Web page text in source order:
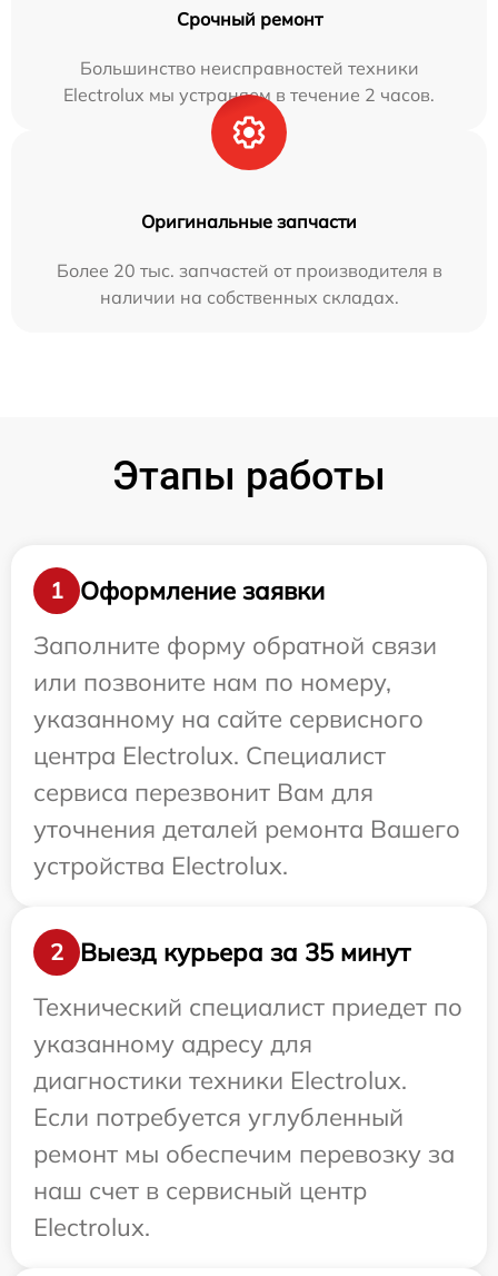
Срочный ремонт
Большинство неисправностей техники
Electrolux мы устраняем в течение 2 часов.
Оригинальные запчасти
Более 20 тыс. запчастей от производителя в
наличии на собственных складах.
Этапы работы
1
Оформление заявки
Заполните форму обратной связи
или позвоните нам по номеру,
указанному на сайте сервисного
центра Electrolux. Специалист
сервиса перезвонит Вам для
уточнения деталей ремонта Вашего
устройства Electrolux.
2
Выезд курьера за 35 минут
Технический специалист приедет по
указанному адресу для
диагностики техники Electrolux.
Если потребуется углубленный
ремонт мы обеспечим перевозку за
наш счет в сервисный центр
Electrolux.